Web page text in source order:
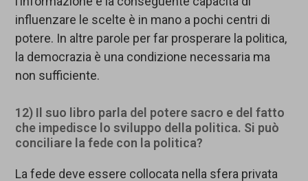
influenzare le scelte è in mano a pochi centri di
potere. In altre parole per far prosperare la politica,
la democrazia è una condizione necessaria ma
non sufficiente.
12) Il suo libro parla del potere sacro e del fatto
che impedisce lo sviluppo della politica. Si può
conciliare la fede con la politica?
La fede deve essere collocata nella sfera privata